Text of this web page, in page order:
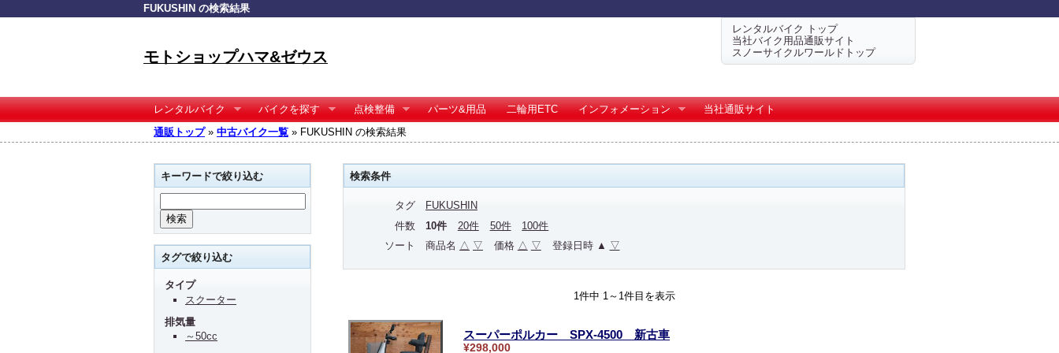
FUKUSHIN の検索結果
モトショップハマ&ゼウス
レンタルバイク トップ
当社バイク用品通販サイト
スノーサイクルワールドトップ
レンタルバイク バイクを探す 点検整備 パーツ&用品 二輪用ETC インフォメーション
当社通販サイト
通販トップ» 中古バイク一覧 » FUKUSHIN の検索結果
検索条件
タグ
FUKUSHIN
件数
10件 20件 50件
100件
ソート
商品名 △ ▽ 価格 △ ▽ 登録日時 ▲ ▽
1件中 1～1件目を表示
スーパーポルカー SPX-4500 新古車
¥298,000
キーワードで絞り込む
タグで絞り込む
タイプ
スクーター
排気量
～50cc